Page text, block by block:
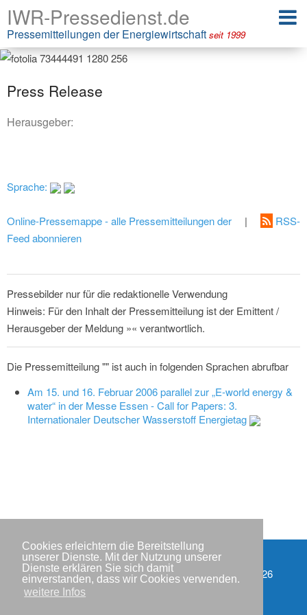
Cookies erleichtern die Bereitstellung
unserer Dienste. Mit der Nutzung unserer
Dienste erklären Sie sich damit
einverstanden, dass wir Cookies verwenden.
weitere Infos
IWR-Pressedienst.de
Pressemitteilungen der Energiewirtschaft seit 1999
Press Release
Herausgeber:
Sprache:
Online-Pressemappe - alle Pressemitteilungen der |
RSS-
Feed abonnieren
Pressebilder nur für die redaktionelle Verwendung
Hinweis: Für den Inhalt der Pressemitteilung ist der Emittent /
Herausgeber der Meldung »« verantwortlich.
Die Pressemitteilung "" ist auch in folgenden Sprachen abrufbar
Am 15. und 16. Februar 2006 parallel zur „E-world energy &
water“ in der Messe Essen - Call for Papers: 3.
Internationaler Deutscher Wasserstoff Energietag
Partner
Impressum
Copyright © IWR 2026